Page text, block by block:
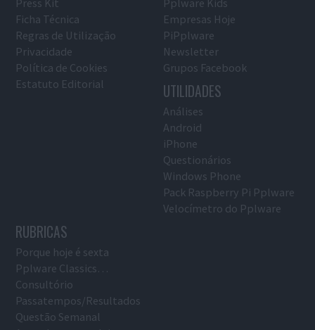
Press Kit
Ficha Técnica
Regras de Utilização
Privacidade
Política de Cookies
Estatuto Editorial
Pplware Kids
Empresas Hoje
PiPplware
Newsletter
Grupos Facebook
UTILIDADES
Análises
Android
iPhone
Questionários
Windows Phone
Pack Raspberry Pi Pplware
Velocímetro do Pplware
RUBRICAS
Porque hoje é sexta
Pplware Classics…
Consultório
Passatempos/Resultados
Questão Semanal